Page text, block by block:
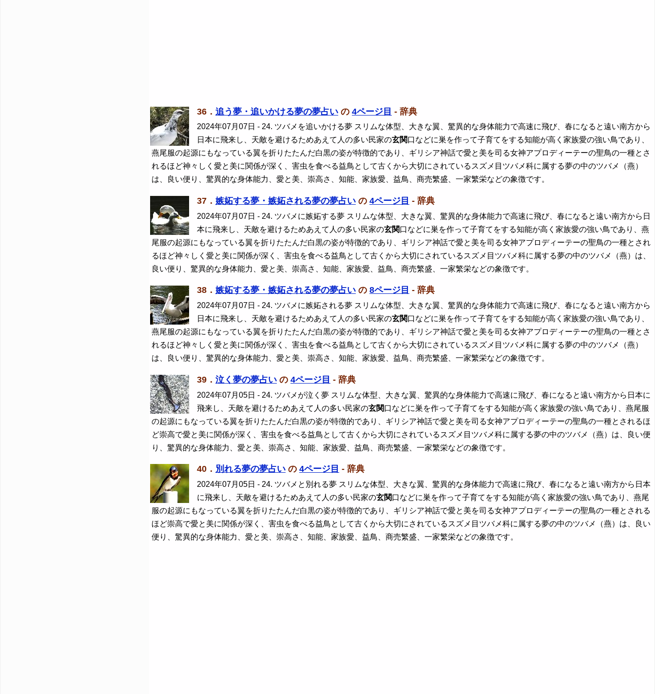
36． 追う夢・追いかける夢の夢占い の 4ページ目 - 辞典
2024年07月07日 - 24. ツバメを追いかける夢 スリムな体型、大きな翼、驚異的な身体能力で高速に飛び、春になると遠い南方から
日本に飛来し、天敵を避けるためあえて人の多い民家の玄関口などに巣を作って子育てをする知能が高く家族愛の強い鳥であり、
燕尾服の起源にもなっている翼を折りたたんだ白黒の姿が特徴的であり、ギリシア神話で愛と美を司る女神アプロディーテーの聖鳥の一種とさ
れるほど神々しく愛と美に関係が深く、害虫を食べる益鳥として古くから大切にされているスズメ目ツバメ科に属する夢の中のツバメ（燕）
は、良い便り、驚異的な身体能力、愛と美、崇高さ、知能、家族愛、益鳥、商売繁盛、一家繁栄などの象徴です。
37． 嫉妬する夢・嫉妬される夢の夢占い の 4ページ目 - 辞典
2024年07月07日 - 24. ツバメに嫉妬する夢 スリムな体型、大きな翼、驚異的な身体能力で高速に飛び、春になると遠い南方から日
本に飛来し、天敵を避けるためあえて人の多い民家の玄関口などに巣を作って子育てをする知能が高く家族愛の強い鳥であり、燕
尾服の起源にもなっている翼を折りたたんだ白黒の姿が特徴的であり、ギリシア神話で愛と美を司る女神アプロディーテーの聖鳥の一種とされ
るほど神々しく愛と美に関係が深く、害虫を食べる益鳥として古くから大切にされているスズメ目ツバメ科に属する夢の中のツバメ（燕）は、
良い便り、驚異的な身体能力、愛と美、崇高さ、知能、家族愛、益鳥、商売繁盛、一家繁栄などの象徴です。
38． 嫉妬する夢・嫉妬される夢の夢占い の 8ページ目 - 辞典
2024年07月07日 - 24. ツバメに嫉妬される夢 スリムな体型、大きな翼、驚異的な身体能力で高速に飛び、春になると遠い南方から
日本に飛来し、天敵を避けるためあえて人の多い民家の玄関口などに巣を作って子育てをする知能が高く家族愛の強い鳥であり、
燕尾服の起源にもなっている翼を折りたたんだ白黒の姿が特徴的であり、ギリシア神話で愛と美を司る女神アプロディーテーの聖鳥の一種とさ
れるほど神々しく愛と美に関係が深く、害虫を食べる益鳥として古くから大切にされているスズメ目ツバメ科に属する夢の中のツバメ（燕）
は、良い便り、驚異的な身体能力、愛と美、崇高さ、知能、家族愛、益鳥、商売繁盛、一家繁栄などの象徴です。
39． 泣く夢の夢占い の 4ページ目 - 辞典
2024年07月05日 - 24. ツバメが泣く夢 スリムな体型、大きな翼、驚異的な身体能力で高速に飛び、春になると遠い南方から日本に
飛来し、天敵を避けるためあえて人の多い民家の玄関口などに巣を作って子育てをする知能が高く家族愛の強い鳥であり、燕尾服
の起源にもなっている翼を折りたたんだ白黒の姿が特徴的であり、ギリシア神話で愛と美を司る女神アプロディーテーの聖鳥の一種とされるほ
ど崇高で愛と美に関係が深く、害虫を食べる益鳥として古くから大切にされているスズメ目ツバメ科に属する夢の中のツバメ（燕）は、良い便
り、驚異的な身体能力、愛と美、崇高さ、知能、家族愛、益鳥、商売繁盛、一家繁栄などの象徴です。
40． 別れる夢の夢占い の 4ページ目 - 辞典
2024年07月05日 - 24. ツバメと別れる夢 スリムな体型、大きな翼、驚異的な身体能力で高速に飛び、春になると遠い南方から日本
に飛来し、天敵を避けるためあえて人の多い民家の玄関口などに巣を作って子育てをする知能が高く家族愛の強い鳥であり、燕尾
服の起源にもなっている翼を折りたたんだ白黒の姿が特徴的であり、ギリシア神話で愛と美を司る女神アプロディーテーの聖鳥の一種とされる
ほど崇高で愛と美に関係が深く、害虫を食べる益鳥として古くから大切にされているスズメ目ツバメ科に属する夢の中のツバメ（燕）は、良い
便り、驚異的な身体能力、愛と美、崇高さ、知能、家族愛、益鳥、商売繁盛、一家繁栄などの象徴です。